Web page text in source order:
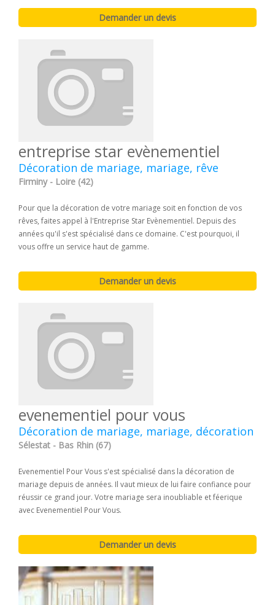
entreprise star evènementiel
Décoration de mariage, mariage, rêve
Firminy - Loire (42)
Pour que la décoration de votre mariage soit en fonction de vos
rêves, faites appel à l'Entreprise Star Evènementiel. Depuis des
années qu'il s'est spécialisé dans ce domaine. C'est pourquoi, il
vous offre un service haut de gamme.
evenementiel pour vous
Décoration de mariage, mariage, décoration
Sélestat - Bas Rhin (67)
Evenementiel Pour Vous s'est spécialisé dans la décoration de
mariage depuis de années. Il vaut mieux de lui faire confiance pour
réussir ce grand jour. Votre mariage sera inoubliable et féerique
avec Evenementiel Pour Vous.